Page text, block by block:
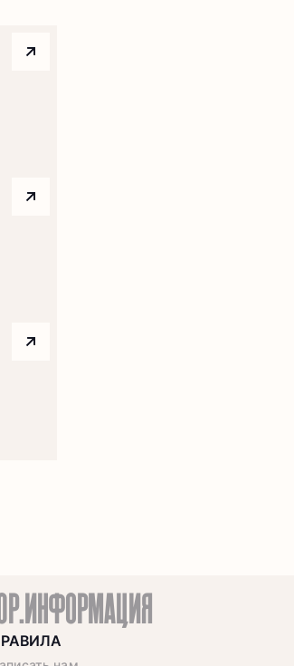
Arrow top right
Arrow top right
Arrow top right